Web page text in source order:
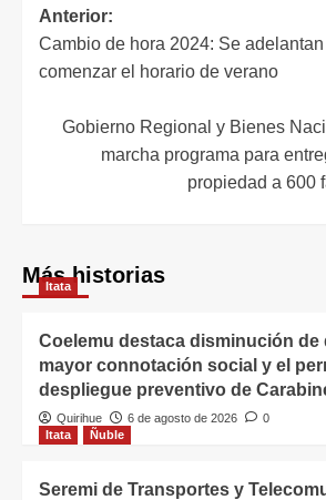
Anterior:
Cambio de hora 2024: Se
comenzar el horario de verano
Gobierno Regional y Bienes
marcha programa para
propiedad a 600
Más historias
Itata
Coelemu destaca disminución de
mayor connotación social y el
despliegue preventivo de
Quirihue 6 de agosto de 2026
0
Itata
Ñuble
Seremi de Transportes y